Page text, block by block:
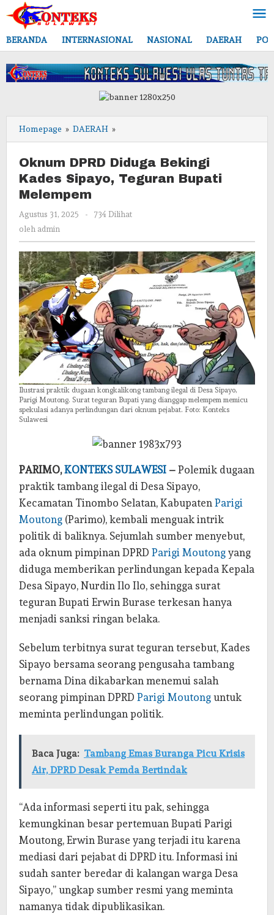
Lewati
ke
konten
BERANDA
INTERNASIONAL NASIONAL DAERAH
Homepage » DAERAH »
DPRD
Bekingi
Kades
Bupati
Oknum DPRD Diduga Bekingi
Kades Sipayo, Teguran Bupati
Melempem
Agustus 31, 2025
oleh
-
734 Dilihat
oleh admin
Ilustrasi praktik dugaan kongkalikong tambang ilegal di Desa Sipayo,
Parigi Moutong. Surat teguran Bupati yang dianggap melempem memicu
spekulasi adanya perlindungan dari oknum pejabat. Foto: Konteks
Sulawesi
PARIMO,KONTEKS SULAWESI – Polemik dugaan
praktik tambang ilegal di Desa Sipayo,
Kecamatan Tinombo Selatan, Kabupaten Parigi
Moutong (Parimo), kembali menguak intrik
politik di baliknya. Sejumlah sumber menyebut,
ada oknum pimpinan DPRD Parigi Moutong yang
diduga memberikan perlindungan kepada Kepala
Desa Sipayo, Nurdin Ilo Ilo, sehingga surat
teguran Bupati Erwin Burase terkesan hanya
menjadi sanksi ringan belaka.
Sebelum terbitnya surat teguran tersebut, Kades
Sipayo bersama seorang pengusaha tambang
bernama Dina dikabarkan menemui salah
seorang pimpinan DPRD Parigi Moutong untuk
meminta perlindungan politik.
Baca Juga: Tambang Emas Buranga Picu Krisis
Air, DPRD Desak Pemda Bertindak
“Ada informasi seperti itu pak, sehingga
kemungkinan besar pertemuan Bupati Parigi
Moutong, Erwin Burase yang terjadi itu karena
mediasi dari pejabat di DPRD itu. Informasi ini
sudah santer beredar di kalangan warga Desa
Sipayo,” ungkap sumber resmi yang meminta
namanya tidak dipublikasikan.